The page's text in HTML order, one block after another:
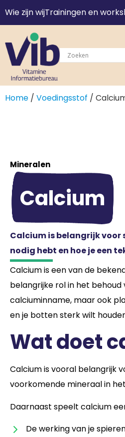
Wie zijn wijTrainingen en
Home / Voedingsstof /
Mineralen
Calcium
Calcium is belangrijk voor
nodig hebt en hoe je een
Calcium is een van de
belangrijke rol in het
calciuminname, maar ook
en je botten sterk wilt
Wat doet
Calcium is vooral belangrijk
voorkomende mineraal in
Daarnaast speelt calcium
De werking van je